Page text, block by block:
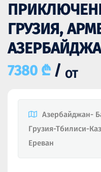
ГРУЗИЯ,
7380 ₾ / ОТ
Азербайджан-
Грузия-Тбилиси-
Ереван